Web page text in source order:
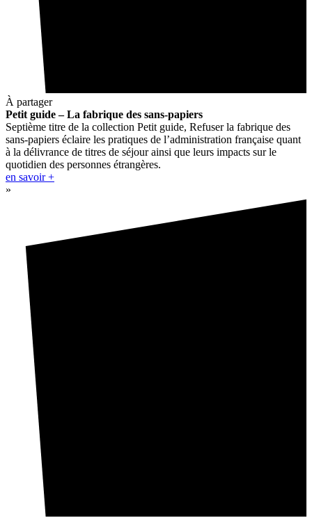
À partager
Petit guide – La fabrique des sans-papiers
Septième titre de la collection Petit guide, Refuser la fabrique des
sans-papiers éclaire les pratiques de l’administration française quant
à la délivrance de titres de séjour ainsi que leurs impacts sur le
quotidien des personnes étrangères.
en savoir +
»